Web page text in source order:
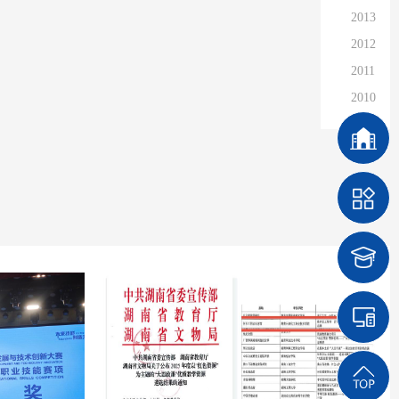
2013
2012
2011
2010
2009
2008
2007
2006
2005
2004